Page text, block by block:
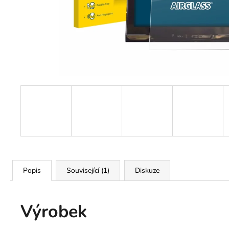
Popis Související (1) Diskuze
Výrobek
KLIMATIZACE HYUNDAI TUCSON
2022-2024